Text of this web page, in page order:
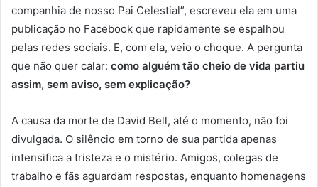
companhia de nosso Pai Celestial”, escreveu ela em uma
publicação no Facebook que rapidamente se espalhou
pelas redes sociais. E, com ela, veio o choque. A pergunta
que não quer calar: como alguém tão cheio de vida partiu
assim, sem aviso, sem explicação?
A causa da morte de David Bell, até o momento, não foi
divulgada. O silêncio em torno de sua partida apenas
intensifica a tristeza e o mistério. Amigos, colegas de
trabalho e fãs aguardam respostas, enquanto homenagens